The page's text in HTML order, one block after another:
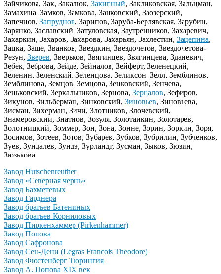
Зайчикова, Зак, Закалюк, Закипный, Закликовская, Зальцман,
Замахина, Замков, Замкова, Занковский, Заозерский,
Запечнов, Запруднов, Зарипов, Заруба-Берлявская, Зарубин,
Зарянко, Заславский, Затуловская, Заутренников, Захаревич,
Захаркин, Захаров, Захарова, Захарьян, Захлестин, Зацепина,
Зацка, Заше, Званков, Звездкин, Звездочетов, Звездочетова-
Резун, Зверев, Зверьков, Звягинцев, Звягинцева, Зданевич,
Зебек, Зеброва, Зейде, Зейналов, Зейферт, Зеленецкий,
Зеленин, Зеленский, Зеленцова, Зеликсон, Зелл, Земблинов,
Земблинова, Земцов, Земцова, Зенковский, Зенчева,
Зеньковский, Зеркальников, Зернова, Зерцалов, Зефиров,
Зикунов, Зильберман, Зинковский, Зиновьев, Зиновьева,
Зисман, Зихерман, Зичи, Злотников, Злочевский,
Знамеровский, Знатнов, Зозуля, Золотайкин, Золотарев,
Золотницкий, Зоммер, Зон, Зона, Зонне, Зорин, Зоркин, Зоря,
Зосимов, Зотеев, Зотов, Зубарев, Зубков, Зубрилин, Зубченков,
Зуев, Зундалев, Зундэ, Зурландт, Зусман, Зыков, Зюзин,
Зюзькова
Завод Hutschenreuther
Завод «Северная чернь»
Завод Бахметевых
Завод Гарднера
Завод братьев Батениных
Завод братьев Корниловых
Завод Пиркенхаммер (Pirkenhammer)
Завод Попова
Завод Сафронова
Завод Сен-Дени (Legras Francois Theodore)
Завод Фюстенберг Тюрингия
Завод А. Попова XIX век